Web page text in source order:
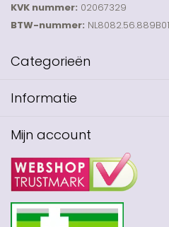
KVK nummer: 02067329
BTW-nummer: NL8082.56.889B01
Categorieën
Informatie
Mijn account